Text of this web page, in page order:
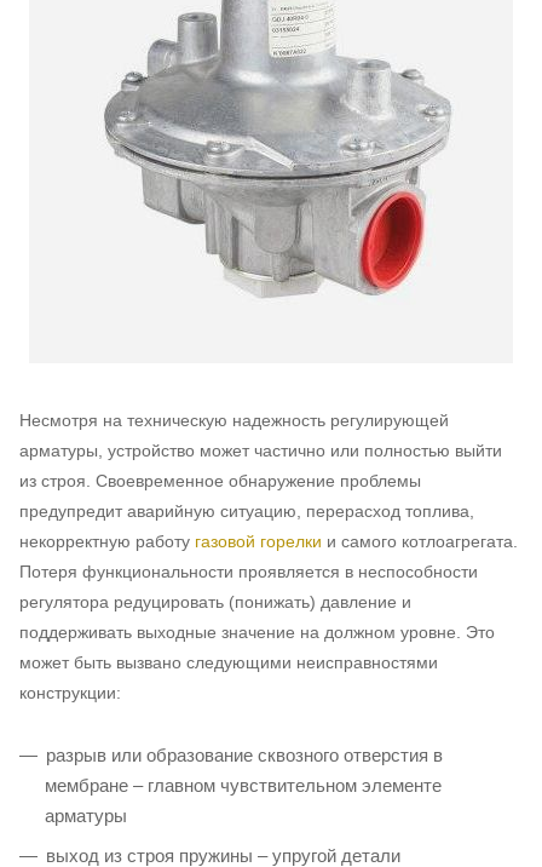
Несмотря на техническую надежность регулирующей
арматуры, устройство может частично или полностью выйти
из строя. Своевременное обнаружение проблемы
предупредит аварийную ситуацию, перерасход топлива,
некорректную работу газовой горелки и самого котлоагрегата.
Потеря функциональности проявляется в неспособности
регулятора редуцировать (понижать) давление и
поддерживать выходные значение на должном уровне. Это
может быть вызвано следующими неисправностями
конструкции:
разрыв или образование сквозного отверстия в
мембране – главном чувствительном элементе
арматуры
выход из строя пружины – упругой детали